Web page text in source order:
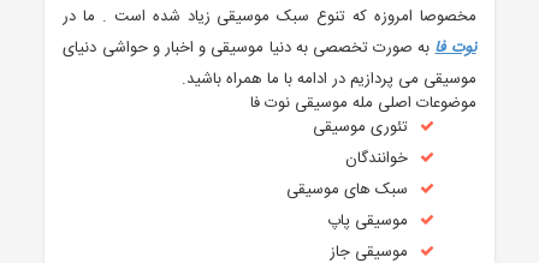
مخصوصا امروزه که تنوع سبک موسیقی زیاد شده است . ما در
نوت فابه صورت تخصصی به دنیا موسیقی و اخبار و حواشی دنیای
موسیقی می پردازیم در ادامه با ما همراه باشید.
موضوعات اصلی مله موسیقی نوت فا
تئوری موسیقی
خوانندگان
سبک های موسیقی
موسیقی پاپ
موسیقی جاز